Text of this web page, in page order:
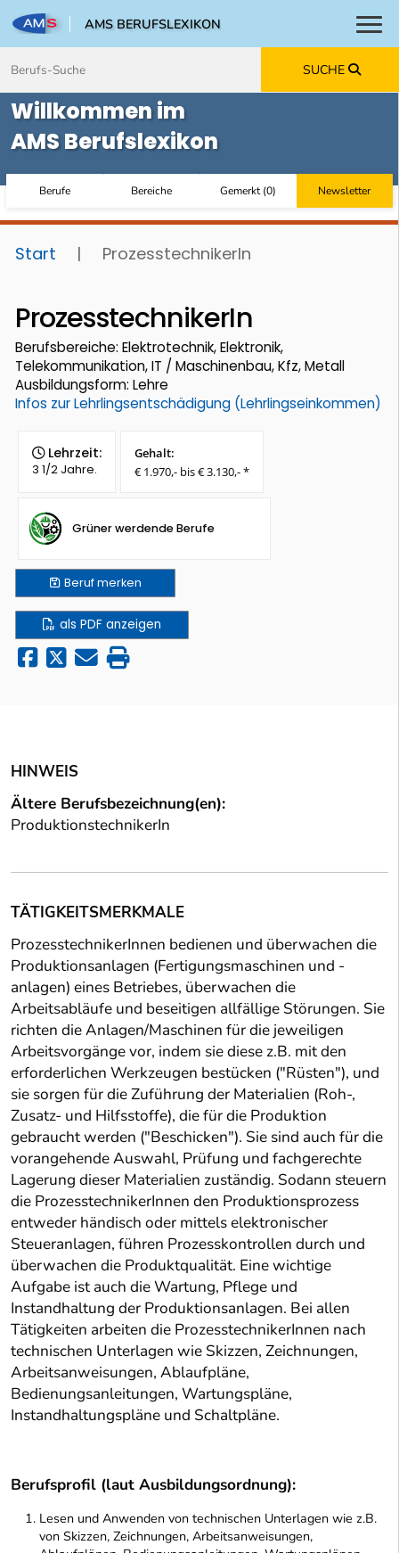
AMS BERUFSLEXIKON
SUCHE
Willkommen im
AMS Berufslexikon
Berufe Bereiche Gemerkt(0) Newsletter
Start | ProzesstechnikerIn
ProzesstechnikerIn
Berufsbereiche: Elektrotechnik, Elektronik,
Telekommunikation, IT / Maschinenbau, Kfz, Metall
Ausbildungsform: Lehre
Infos zur Lehrlingsentschädigung (Lehrlingseinkommen)
Lehrzeit:
3 1/2 Jahre.
Gehalt:
€ 1.970,- bis € 3.130,- *
Grüner werdende Berufe
Berufmerken
als PDF anzeigen
HINWEIS
Ältere Berufsbezeichnung(en):
ProduktionstechnikerIn
TÄTIGKEITSMERKMALE
ProzesstechnikerInnen bedienen und überwachen die
Produktionsanlagen (Fertigungsmaschinen und -
anlagen) eines Betriebes, überwachen die
Arbeitsabläufe und beseitigen allfällige Störungen. Sie
richten die Anlagen/Maschinen für die jeweiligen
Arbeitsvorgänge vor, indem sie diese z.B. mit den
erforderlichen Werkzeugen bestücken ("Rüsten"), und
sie sorgen für die Zuführung der Materialien (Roh-,
Zusatz- und Hilfsstoffe), die für die Produktion
gebraucht werden ("Beschicken"). Sie sind auch für die
vorangehende Auswahl, Prüfung und fachgerechte
Lagerung dieser Materialien zuständig. Sodann steuern
die ProzesstechnikerInnen den Produktionsprozess
entweder händisch oder mittels elektronischer
Steueranlagen, führen Prozesskontrollen durch und
überwachen die Produktqualität. Eine wichtige
Aufgabe ist auch die Wartung, Pflege und
Instandhaltung der Produktionsanlagen. Bei allen
Tätigkeiten arbeiten die ProzesstechnikerInnen nach
technischen Unterlagen wie Skizzen, Zeichnungen,
Arbeitsanweisungen, Ablaufpläne,
Bedienungsanleitungen, Wartungspläne,
Instandhaltungspläne und Schaltpläne.
Berufsprofil (laut Ausbildungsordnung):
Lesen und Anwenden von technischen Unterlagen wie z.B.
von Skizzen, Zeichnungen, Arbeitsanweisungen,